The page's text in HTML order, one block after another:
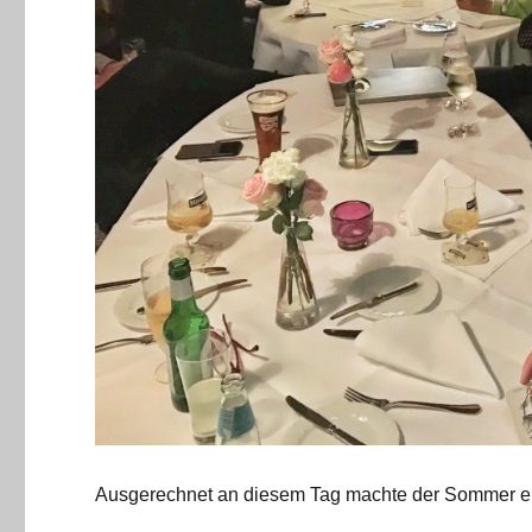
Ausgerechnet an diesem Tag machte der Sommer